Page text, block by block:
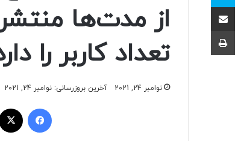
تعداد کاربر را
نوامبر 24, 2021 آخرین بروزرسانی: نوامبر 24, 2021